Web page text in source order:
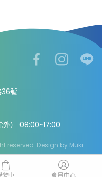
36號
外） 08:00~17:00
reserved. Design by Muki